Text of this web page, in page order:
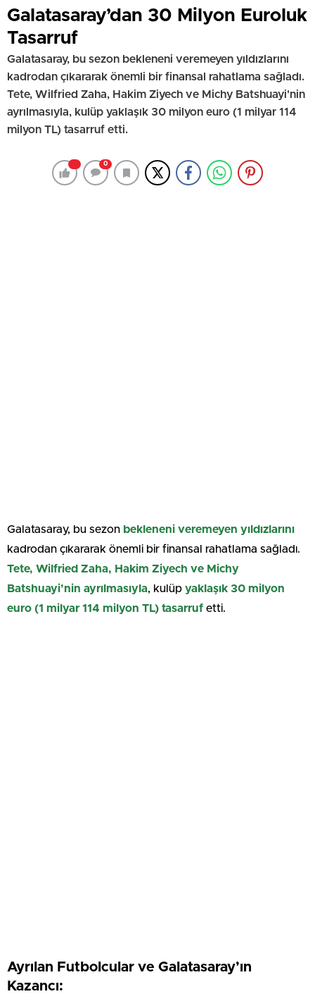
Galatasaray’dan 30 Milyon Euroluk
Tasarruf
Galatasaray, bu sezon bekleneni veremeyen yıldızlarını
kadrodan çıkararak önemli bir finansal rahatlama sağladı.
Tete, Wilfried Zaha, Hakim Ziyech ve Michy Batshuayi'nin
ayrılmasıyla, kulüp yaklaşık 30 milyon euro (1 milyar 114
milyon TL) tasarruf etti.
0
Galatasaray, bu sezon bekleneni veremeyen yıldızlarını
kadrodan çıkararak önemli bir finansal rahatlama sağladı.
Tete, Wilfried Zaha, Hakim Ziyech ve Michy
Batshuayi’nin ayrılmasıyla, kulüp yaklaşık 30 milyon
euro (1 milyar 114 milyon TL) tasarruf etti.
Ayrılan Futbolcular ve Galatasaray’ın
Kazancı: